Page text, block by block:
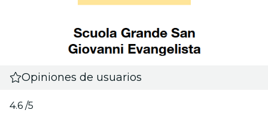
Opiniones de usuarios
4.6 /5